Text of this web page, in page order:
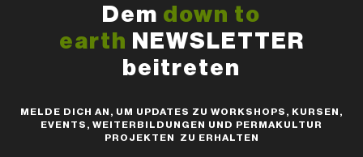
Dem down to
earth NEWSLETTER
beitreten
MELDE DICH AN, UM UPDATES ZU WORKSHOPS, KURSEN,
EVENTS, WEITERBILDUNGEN UND PERMAKULTUR
PROJEKTEN ZU ERHALTEN